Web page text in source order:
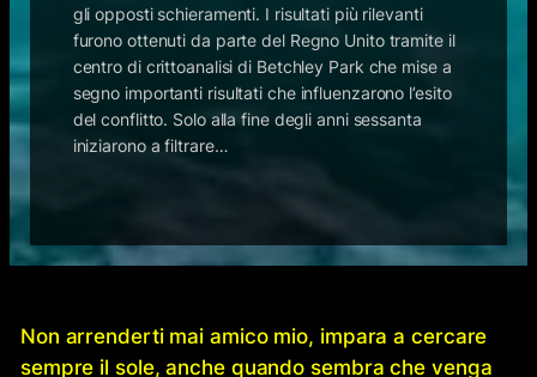
gli opposti schieramenti. I risultati più rilevanti
furono ottenuti da parte del Regno Unito tramite il
centro di crittoanalisi di Betchley Park che mise a
segno importanti risultati che influenzarono l’esito
del conflitto. Solo alla fine degli anni sessanta
iniziarono a filtrare…
Non arrenderti mai amico mio, impara a cercare
sempre il sole, anche quando sembra che venga